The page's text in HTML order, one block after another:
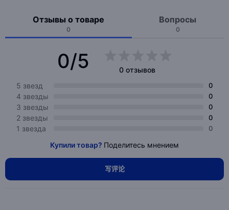
Отзывы о товаре
0
Вопросы
0
0/5
0 отзывов
5 звезд
0
4 звезды 0
3 звезды 0
2 звезды 0
1 звезда 0
Купили товар? Поделитесь мнением
写评论